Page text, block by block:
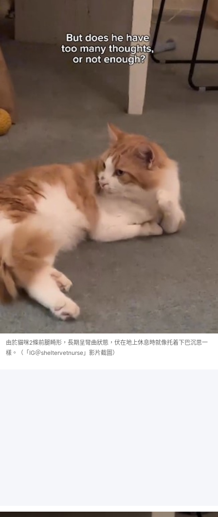
由於貓咪2條前腿畸形，長期呈彎曲狀態，伏在地上休息時就像托着下巴沉思一
樣。（「IG＠sheltervetnurse」影片截圖）